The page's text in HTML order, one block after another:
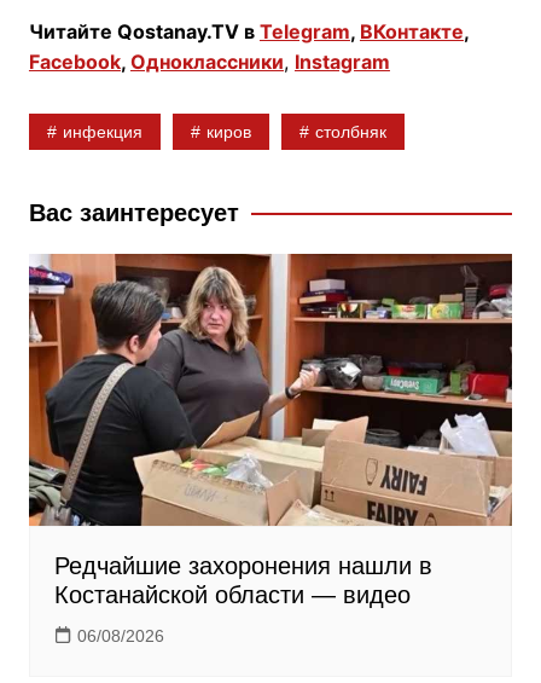
c
e
o
k
n
o
l
s
n
i
k
i
l
e
r
m
Читайте Qostanay.TV в Telegram, ВКонтакте,
Facebook, Одноклассники, Instagram
инфекция киров столбняк
Вас заинтересует
Редчайшие захоронения нашли в
Костанайской области — видео
06/08/2026